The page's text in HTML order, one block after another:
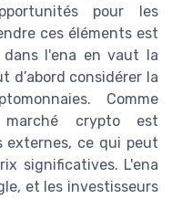
pour les
ces éléments est
l'ena en vaut la
d’abord considérer la
Comme
marché crypto est
externes, ce qui peut
significatives. L'ena
et les investisseurs